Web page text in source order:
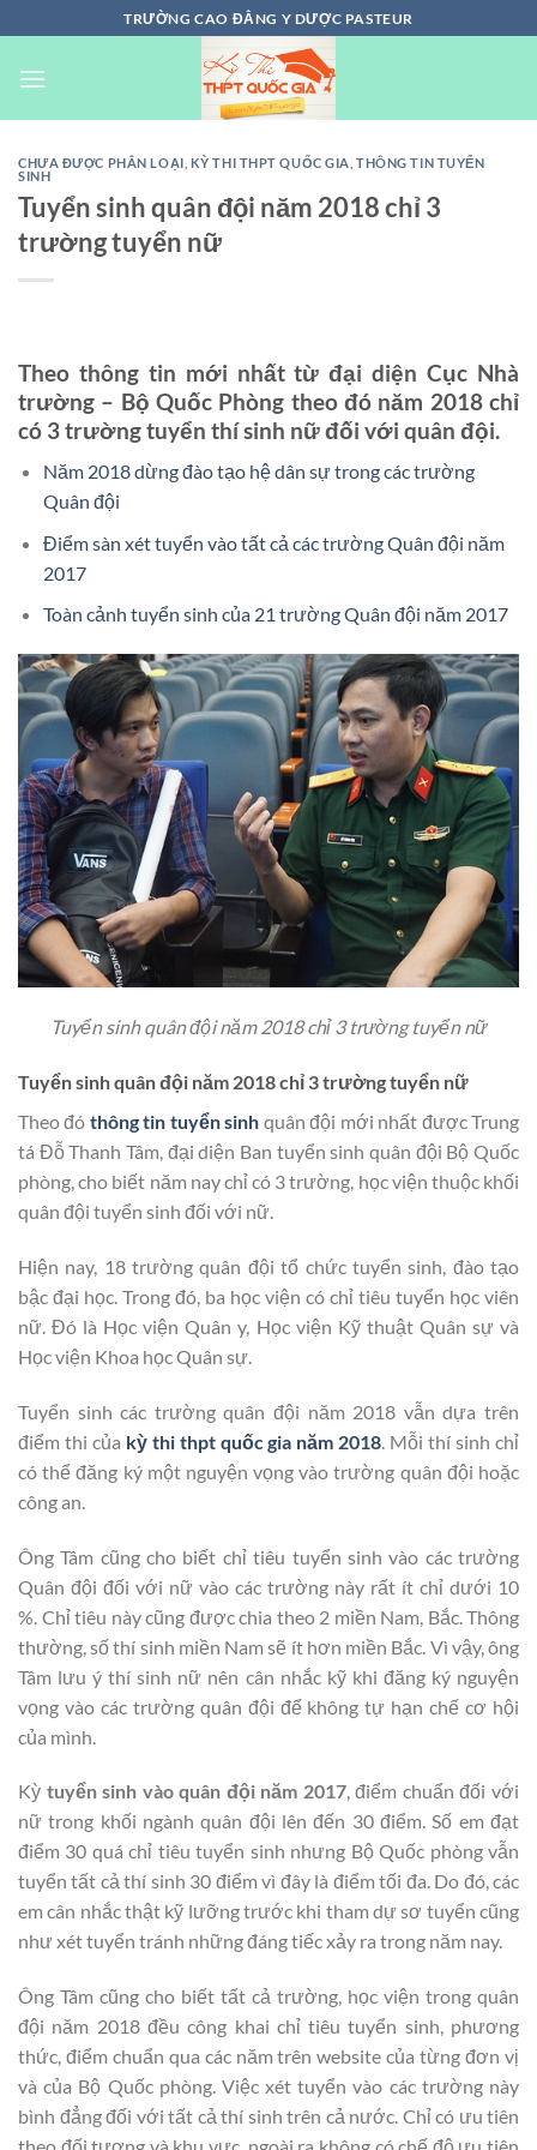
đến
nội
TRƯỜNG CAO ĐẲNG Y DƯỢC PASTEUR
CHƯA ĐƯỢC PHÂN LOẠI KỲ THI THPT QUỐC GIA ,THÔNG TIN TUYỂN
SINH
Tuyển sinh quân đội năm 2018 chỉ 3
trường tuyển nữ
Theo thông tin mới nhất từ đại diện Cục Nhà
trường – Bộ Quốc Phòng theo đó năm 2018 chỉ
có 3 trường tuyển thí sinh nữ đối với quân đội.
Năm 2018 dừng đào tạo hệ dân sự trong các trường
Quân đội
Điểm sàn xét tuyển vào tất cả các trường Quân đội năm
2017
Toàn cảnh tuyển sinh của 21 trường Quân đội năm 2017
Tuyển sinh quân đội năm 2018 chỉ 3 trường tuyển nữ
Tuyển sinh quân đội năm 2018 chỉ 3 trường tuyển nữ
Theo đó thông tin tuyển sinh quân đội mới nhất được Trung
tá Đỗ Thanh Tâm, đại diện Ban tuyển sinh quân đội Bộ Quốc
phòng, cho biết năm nay chỉ có 3 trường, học viện thuộc khối
quân đội tuyển sinh đối với nữ.
Hiện nay, 18 trường quân đội tổ chức tuyển sinh, đào tạo
bậc đại học. Trong đó, ba học viện có chỉ tiêu tuyển học viên
nữ. Đó là Học viện Quân y, Học viện Kỹ thuật Quân sự và
Học viện Khoa học Quân sự.
Tuyển sinh các trường quân đội năm 2018 vẫn dựa trên
điểm thi của kỳ thi thpt quốc gia năm 2018 . Mỗi thí sinh chỉ
có thể đăng ký một nguyện vọng vào trường quân đội hoặc
công an.
Ông Tâm cũng cho biết chỉ tiêu tuyển sinh vào các trường
Quân đội đối với nữ vào các trường này rất ít chỉ dưới 10
%. Chỉ tiêu này cũng được chia theo 2 miền Nam, Bắc. Thông
thường, số thí sinh miền Nam sẽ ít hơn miền Bắc. Vì vậy, ông
Tâm lưu ý thí sinh nữ nên cân nhắc kỹ khi đăng ký nguyện
vọng vào các trường quân đội để không tự hạn chế cơ hội
của mình.
Kỳ tuyển sinh vào quân đội năm 2017, điểm chuẩn đối với
nữ trong khối ngành quân đội lên đến 30 điểm. Số em đạt
điểm 30 quá chỉ tiêu tuyển sinh nhưng Bộ Quốc phòng vẫn
tuyển tất cả thí sinh 30 điểm vì đây là điểm tối đa. Do đó, các
em cân nhắc thật kỹ lưỡng trước khi tham dự sơ tuyển cũng
như xét tuyển tránh những đáng tiếc xảy ra trong năm nay.
Ông Tâm cũng cho biết tất cả trường, học viện trong quân
đội năm 2018 đều công khai chỉ tiêu tuyển sinh, phương
thức, điểm chuẩn qua các năm trên website của từng đơn vị
và của Bộ Quốc phòng. Việc xét tuyển vào các trường này
bình đẳng đối với tất cả thí sinh trên cả nước. Chỉ có ưu tiên